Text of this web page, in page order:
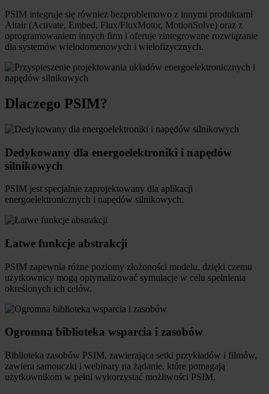
PSIM integruje się również bezproblemowo z innymi produktami
Altair (Activate, Embed, Flux/FluxMotor, MotionSolve) oraz z
oprogramowaniem innych firm i oferuje zintegrowane rozwiązanie
dla systemów wielodomenowych i wielofizycznych.
Dlaczego PSIM?
Dedykowany dla energoelektroniki i napędów
silnikowych
PSIM jest specjalnie zaprojektowany dla aplikacji
energoelektronicznych i napędów silnikowych.
Łatwe funkcje abstrakcji
PSIM zapewnia różne poziomy złożoności modelu, dzięki czemu
użytkownicy mogą optymalizować symulacje w celu spełnienia
określonych ich celów.
Ogromna biblioteka wsparcia i zasobów
Biblioteka zasobów PSIM, zawierająca setki przykładów i filmów,
zawiera samouczki i webinary na żądanie, które pomagają
użytkownikom w pełni wykorzystać możliwości PSIM.